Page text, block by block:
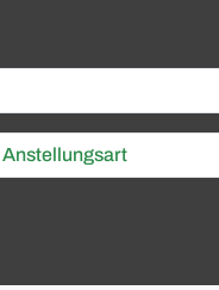
Anstellungsart